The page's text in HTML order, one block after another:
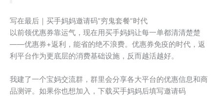
写在最后｜买手妈妈邀请码”穷鬼套餐”时代
以前领优惠券靠运气，现在用买手妈妈让每一单都清清楚楚
——优惠券+返利，能省的绝不浪费。优惠券免疫的时代，返
利平台作为更底层的消费基础设施，反而越活越好。
我建了一个宝妈交流群，群里会分享各大平台的优惠信息和商
品测评。如果你也想加入，下载买手妈妈后填写邀请码